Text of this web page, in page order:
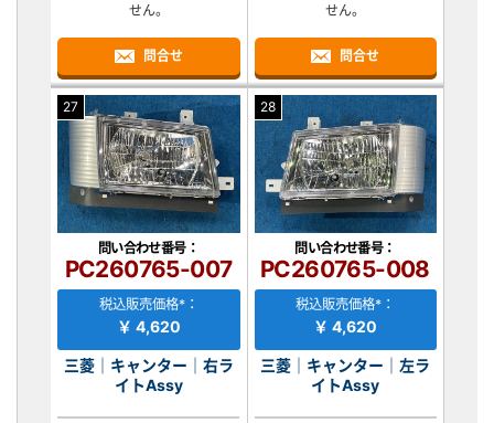
せん。
問合せ
せん。
問合せ
27
問い合わせ番号：
PC260765-007
税込販売価格*：
￥ 4,620
三菱｜キャンター｜右ラ
イトAssy
28
問い合わせ番号：
PC260765-008
税込販売価格*：
￥ 4,620
三菱｜キャンター｜左ラ
イトAssy